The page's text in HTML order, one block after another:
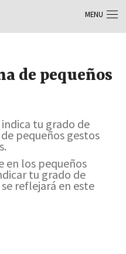
de pequeños
tu grado de
pequeños gestos
en los pequeños
tu grado de
reflejará en este
MENU